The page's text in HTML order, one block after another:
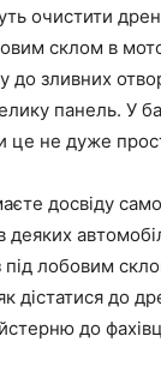
очистити
склом в
до зливних
панель. У
це не дуже
досвіду
деяких
під лобовим
як дістатися до
до